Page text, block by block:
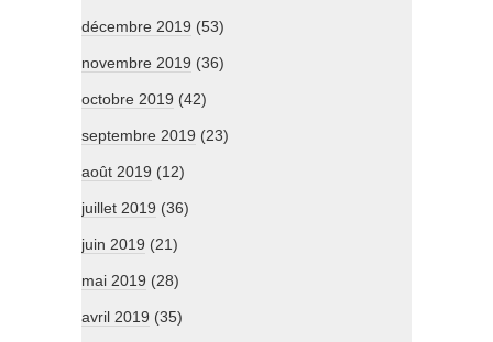
décembre 2019 (53)
novembre 2019 (36)
octobre 2019 (42)
septembre 2019 (23)
août 2019 (12)
juillet 2019 (36)
juin 2019 (21)
mai 2019 (28)
avril 2019 (35)